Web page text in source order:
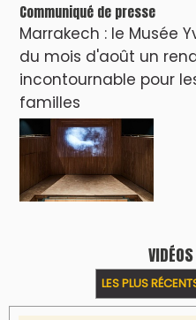
Communiqué de presse
Marrakech : le Musée
du mois d'août un
incontournable pour
familles
LES PLUS